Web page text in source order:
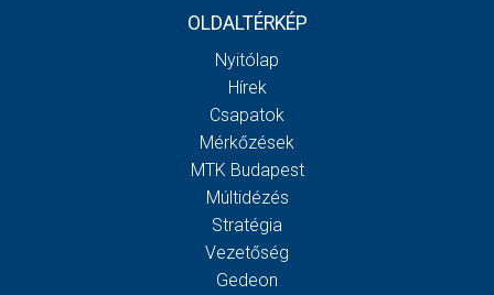
OLDALTÉRKÉP
Nyitólap
Hírek
Csapatok
Mérkőzések
MTK Budapest
Múltidézés
Stratégia
Vezetőség
Gedeon